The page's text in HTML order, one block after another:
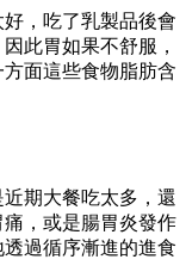
，吃了乳製品後會
此胃如果不舒服，
面這些食物脂肪含
期大餐吃太多，還
，或是腸胃炎發作
過循序漸進的進食